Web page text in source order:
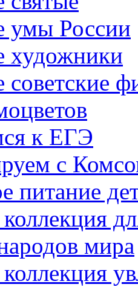
умы России
художники
советские
к ЕГЭ
с
питание
мира